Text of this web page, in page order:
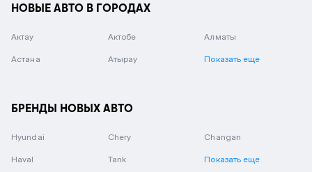
НОВЫЕ АВТО В ГОРОДАХ
Актау Актобе Алматы
Астана Атырау Показать еще
БРЕНДЫ НОВЫХ АВТО
Hyundai Chery Changan
Haval Tank Показать еще